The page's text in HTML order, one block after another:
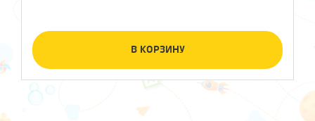
В КОРЗИНУ